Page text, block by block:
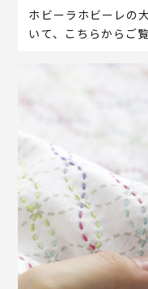
ホビーラホビーレの
いて、こちらからご